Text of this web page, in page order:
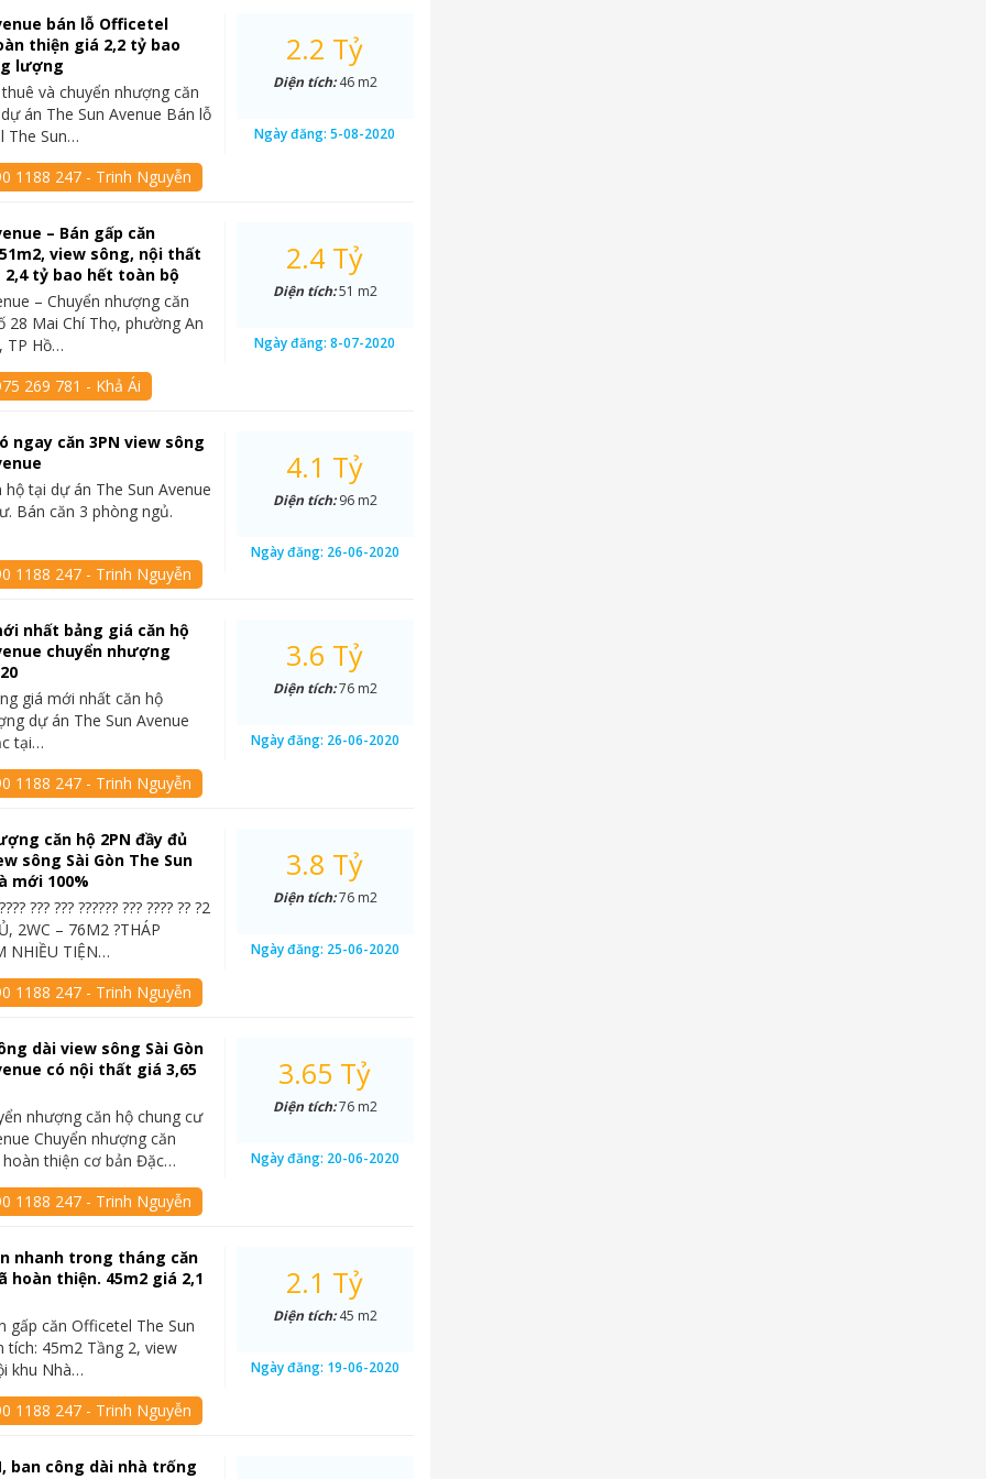
bán lỗ Officetel
thiện giá 2,2 tỷ bao
lượng
và chuyển nhượng căn
án The Sun Avenue Bán lỗ
The Sun…
1188 247 - Trinh Nguyễn
2.2 Tỷ
Diện tích:46 m2
Ngày đăng:5-08-2020
– Bán gấp căn
view sông, nội thất
2,4 tỷ bao hết toàn bộ
– Chuyển nhượng căn
28 Mai Chí Thọ, phường An
TP Hồ…
269 781 - Khả Ái
2.4 Tỷ
Diện tích:51 m2
Ngày đăng:8-07-2020
ngay căn 3PN view sông
hộ tại dự án The Sun Avenue
Bán căn 3 phòng ngủ.
1188 247 - Trinh Nguyễn
4.1 Tỷ
Diện tích:96 m2
Ngày đăng: 26-06-2020
nhất bảng giá căn hộ
chuyển nhượng
giá mới nhất căn hộ
dự án The Sun Avenue
tại…
1188 247 - Trinh Nguyễn
3.6 Tỷ
Diện tích:76 m2
Ngày đăng: 26-06-2020
căn hộ 2PN đầy đủ
sông Sài Gòn The Sun
mới 100%
??? ??? ?????? ??? ???? ?? ?2
2WC – 76M2 ?THÁP
NHIỀU TIỆN…
1188 247 - Trinh Nguyễn
3.8 Tỷ
Diện tích:76 m2
Ngày đăng: 25-06-2020
dài view sông Sài Gòn
có nội thất giá 3,65
nhượng căn hộ chung cư
Chuyển nhượng căn
thiện cơ bản Đặc…
1188 247 - Trinh Nguyễn
3.65 Tỷ
Diện tích:76 m2
Ngày đăng: 20-06-2020
nhanh trong tháng căn
hoàn thiện. 45m2 giá 2,1
gấp căn Officetel The Sun
tích: 45m2 Tầng 2, view
khu Nhà…
1188 247 - Trinh Nguyễn
2.1 Tỷ
Diện tích:45 m2
Ngày đăng: 19-06-2020
ban công dài nhà trống